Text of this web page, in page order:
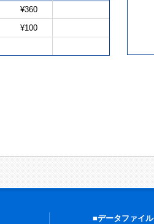
¥360
¥100
■データファイル